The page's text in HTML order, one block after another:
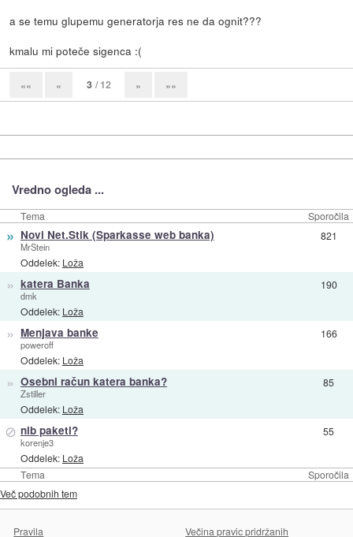
a se temu glupemu generatorja res ne da ognit???
kmalu mi poteče sigenca :(
«« « 3 / 12 » »»
Vredno ogleda ...
Tema Sporočila
Tema Sporočila
» Novi Net.Stik (Sparkasse web banka)
MrStein
Oddelek: Loža
821
» katera Banka
dmk
Oddelek: Loža
190
» Menjava banke
poweroff
Oddelek: Loža
166
» Osebni račun katera banka?
Zstiller
Oddelek: Loža
85
⊘ nlb paketi?
korenje3
Oddelek: Loža
55
Več podobnih tem
Pravila Večina pravic pridržanih